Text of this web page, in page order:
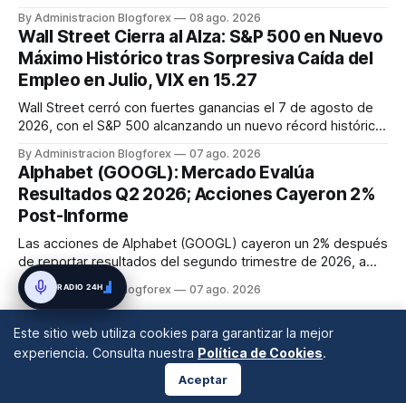
disrupciones geopolíticas y congestión. La financiación del
comercio, que depende en un 90% del crédito, se digitaliza
y el mercado...
By Administracion Blogforex 08 ago. 2026
Wall Street Cierra al Alza: S&P 500 en Nuevo
Máximo Histórico tras Sorpresiva Caída del
Empleo en Julio, VIX en 15.27
Wall Street cerró con fuertes ganancias el 7 de agosto de
2026, con el S&P 500 alcanzando un nuevo récord histórico
54,036.93 y el Nasdaq Composite escaló 1.3% a 26,690.62.
El impulso provino de un informe de empleo de julio
inesperadamente ...
By Administracion Blogforex 07 ago. 2026
Alphabet (GOOGL): Mercado Evalúa
Resultados Q2 2026; Acciones Cayeron 2%
Post-Informe
Las acciones de Alphabet (GOOGL) cayeron un 2% después
de reportar resultados del segundo trimestre de 2026, a
pesar de superar las expectativas en ingresos de la nube y
usuarios de Gemini, en un mercado que evalúa el impacto
By Administracion Blogforex 07 ago. 2026
Este sitio web utiliza cookies para garantizar la mejor
experiencia. Consulta nuestra Política de Cookies.
Aceptar
RADIO 24H